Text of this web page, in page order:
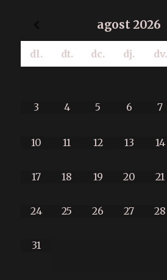
agost2026
dl. dt. dc. dj. dv.
3 4 5 6 7
10 11 12 13 14
17 18 19 20 21
24 25 26 27 28
31